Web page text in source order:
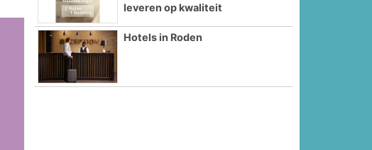
leveren op kwaliteit
Hotels in Roden